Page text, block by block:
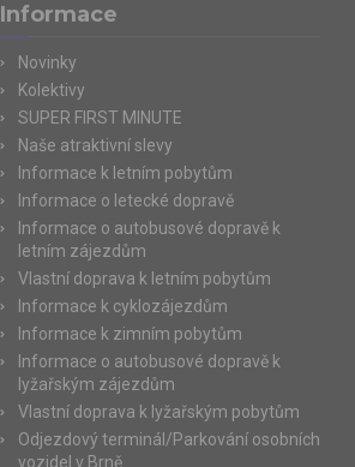
Informace
Novinky
Kolektivy
SUPER FIRST MINUTE
Naše atraktivní slevy
Informace k letním pobytům
Informace o letecké dopravě
Informace o autobusové dopravě k
letním zájezdům
Vlastní doprava k letním pobytům
Informace k cyklozájezdům
Informace k zimním pobytům
Informace o autobusové dopravě k
lyžařským zájezdům
Vlastní doprava k lyžařským pobytům
Odjezdový terminál/Parkování osobních
vozidel v Brně